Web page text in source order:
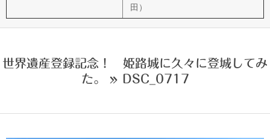
武
楽
田）
世界遺産登録記念！ 姫路城に久々に登城してみ
た。 » DSC_0717